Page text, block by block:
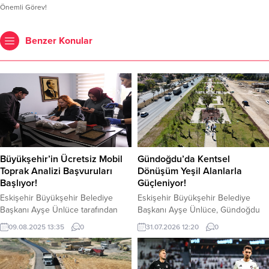
Önemli Görev!
Benzer Konular
Büyükşehir’in Ücretsiz Mobil
Toprak Analizi Başvuruları
Başlıyor!
Eskişehir Büyükşehir Belediye
Başkanı Ayşe Ünlüce tarafından
çiftçiler için hayata geçirilen
“Ücretsiz Mobil Toprak Analizi”
projesi, çiftçilere hizmet vermeye
devam ediyor. Toprak analizi için
09.08.2025 13:35 0
Gündoğdu’da Kentsel
Dönüşüm Yeşil Alanlarla
Güçleniyor!
Eskişehir Büyükşehir Belediye
Başkanı Ayşe Ünlüce, Gündoğdu
Mahallesi’nde yapımı hızla devam
eden park alanında incelemelerde
bulunarak çalışmalar hakkında bilgi
aldı. Büyükşehir Belediyesi, etaplar
31.07.2026 12:20 0